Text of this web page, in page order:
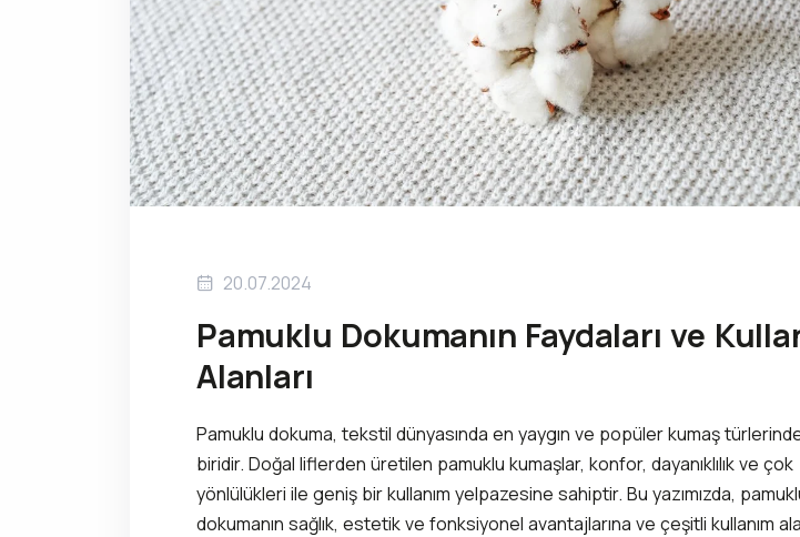
20.07.2024
Pamuklu Dokumanın Faydaları ve
Alanları
Pamuklu dokuma, tekstil dünyasında en yaygın ve popüler kumaş
biridir. Doğal liflerden üretilen pamuklu kumaşlar, konfor, dayanıklılık ve çok
yönlülükleri ile geniş bir kullanım yelpazesine sahiptir. Bu yazımızda,
dokumanın sağlık, estetik ve fonksiyonel avantajlarına ve çeşitli kullanım